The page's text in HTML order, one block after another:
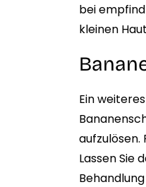
bei
kleinen
Ein
aufzulösen.
Lassen Sie